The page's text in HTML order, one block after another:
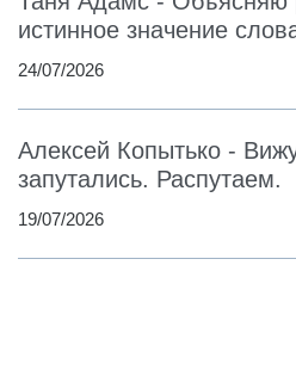
истинное значение
24/07/2026
Алексей Копытько -
запутались. Распутаем.
19/07/2026